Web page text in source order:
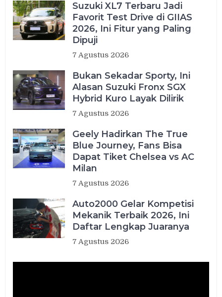
Suzuki XL7 Terbaru Jadi
Favorit Test Drive di GIIAS
2026, Ini Fitur yang Paling
Dipuji
7 Agustus 2026
Bukan Sekadar Sporty, Ini
Alasan Suzuki Fronx SGX
Hybrid Kuro Layak Dilirik
7 Agustus 2026
Geely Hadirkan The True
Blue Journey, Fans Bisa
Dapat Tiket Chelsea vs AC
Milan
7 Agustus 2026
Auto2000 Gelar Kompetisi
Mekanik Terbaik 2026, Ini
Daftar Lengkap Juaranya
7 Agustus 2026